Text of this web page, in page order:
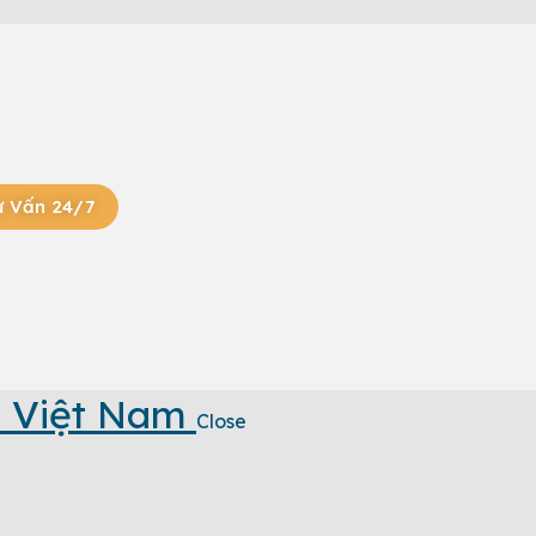
Vấn 24/7
Việt Nam Close